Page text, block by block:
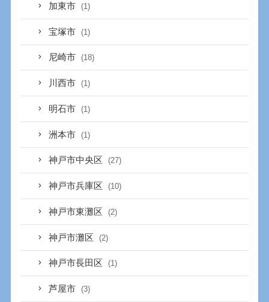
加東市 (1)
宝塚市 (1)
尼崎市 (18)
川西市 (1)
明石市 (1)
洲本市 (1)
神戸市中央区 (27)
神戸市兵庫区 (10)
神戸市東灘区 (2)
神戸市灘区 (2)
神戸市長田区 (1)
芦屋市 (3)